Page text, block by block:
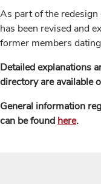
As part of the
has been revised and
former members
Detailed explanations
directory are available
General information
can be found here.